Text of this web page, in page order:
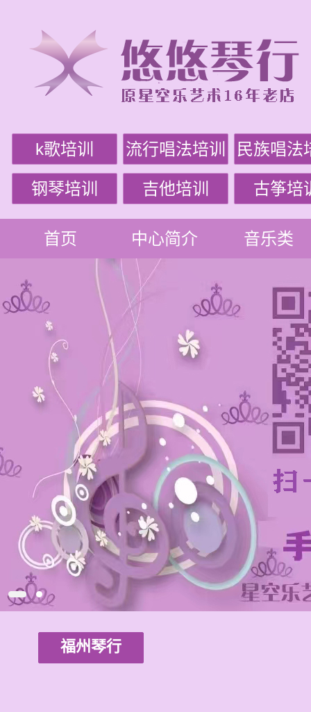
k歌培训 流行唱法培训 民族唱法
钢琴培训 吉他培训 古筝培
首页 中心简介 音乐类
福州琴行